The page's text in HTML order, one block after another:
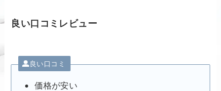
良い口コミレビュー
良い口コミ
価格が安い